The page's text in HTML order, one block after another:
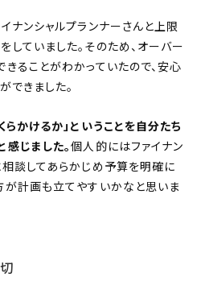
ナンシャルプランナーさんと上限
ていました。そのため、オーバー
ることがわかっていたので、安心
できました。
らかけるか」ということを自分たち
じました。個人的にはファイナン
談してあらかじめ予算を明確に
が計画も立てやすいかなと思いま